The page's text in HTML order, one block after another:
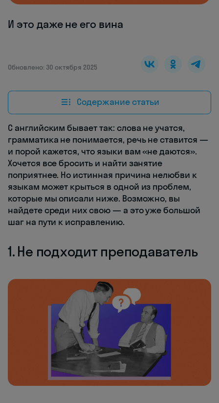
И это даже не его вина
Обновлено: 30 октября 2025
Содержание статьи
С английским бывает так: слова не учатся,
грамматика не понимается, речь не ставится —
и порой кажется, что языки вам «не даются».
Хочется все бросить и найти занятие
поприятнее. Но истинная причина нелюбви к
языкам может крыться в одной из проблем,
которые мы описали ниже. Возможно, вы
найдете среди них свою — а это уже большой
шаг на пути к исправлению.
1. Не подходит преподаватель